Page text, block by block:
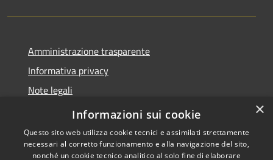
Amministrazione trasparente
Informativa privacy
Note legali
Dichiarazione di accessibilità
×
Informazioni sui cookie
Questo sito web utilizza cookie tecnici e assimilati strettamente
necessari al corretto funzionamento e alla navigazione del sito,
nonché un cookie tecnico analitico al solo fine di elaborare